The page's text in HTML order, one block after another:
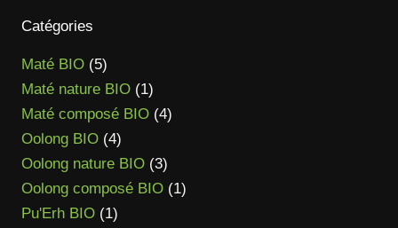
Catégories
Maté BIO 55
produits
Maté nature BIO 11
produit
Maté composé BIO 44
Oolong BIO 44
produits
Oolong nature BIO 33
produits
Oolong composé BIO 11
Pu'Erh BIO 11